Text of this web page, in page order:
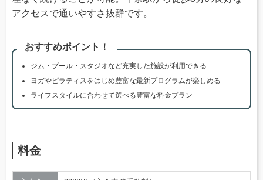
アクセスで通いやすさ抜群です。
おすすめポイント！
ジム・プール・スタジオなど充実した施設が利用できる
ヨガやピラティスをはじめ豊富な最新プログラムが楽しめる
ライフスタイルに合わせて選べる豊富な料金プラン
料金